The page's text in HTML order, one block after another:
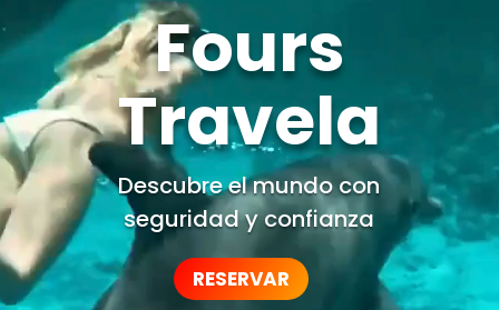
Fours
Travela
Descubre el mundo con
seguridad y confianza
RESERVAR